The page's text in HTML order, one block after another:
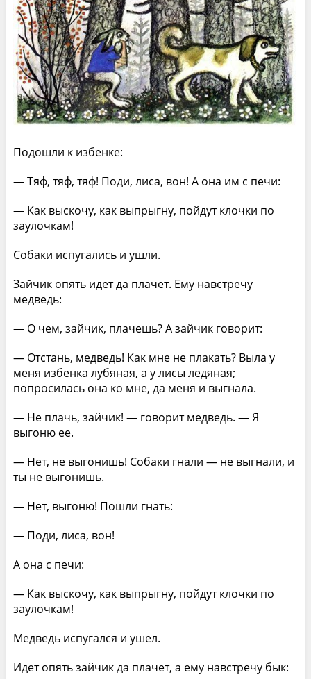
Подошли к избенке:
— Тяф, тяф, тяф! Поди, лиса, вон! А она им с печи:
— Как выскочу, как выпрыгну, пойдут клочки по
заулочкам!
Собаки испугались и ушли.
Зайчик опять идет да плачет. Ему навстречу
медведь:
— О чем, зайчик, плачешь? А зайчик говорит:
— Отстань, медведь! Как мне не плакать? Выла у
меня избенка лубяная, а у лисы ледяная;
попросилась она ко мне, да меня и выгнала.
— Не плачь, зайчик! — говорит медведь. — Я
выгоню ее.
— Нет, не выгонишь! Собаки гнали — не выгнали, и
ты не выгонишь.
— Нет, выгоню! Пошли гнать:
— Поди, лиса, вон!
А она с печи:
— Как выскочу, как выпрыгну, пойдут клочки по
заулочкам!
Медведь испугался и ушел.
Идет опять зайчик да плачет, а ему навстречу бык: